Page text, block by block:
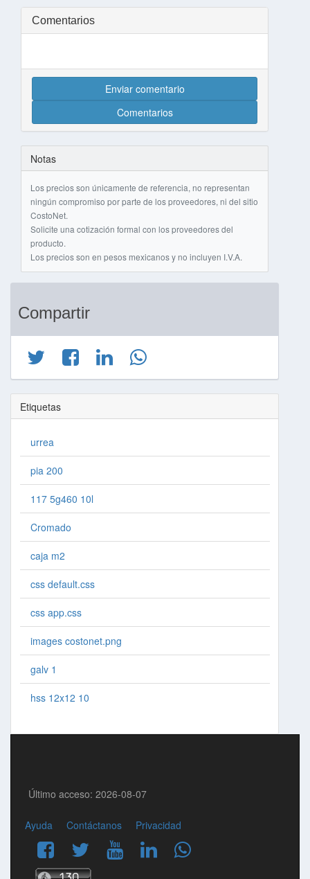
Comentarios
Enviar comentario
Comentarios
Notas
Los precios son únicamente de referencia, no representan
ningún compromiso por parte de los proveedores, ni del sitio
CostoNet.
Solicite una cotización formal con los proveedores del
producto.
Los precios son en pesos mexicanos y no incluyen I.V.A.
Compartir
Etiquetas
urrea
pia 200
117 5g460 10l
Cromado
caja m2
css default.css
css app.css
images costonet.png
galv 1
hss 12x12 10
Último acceso: 2026-08-07
Ayuda Contáctanos Privacidad